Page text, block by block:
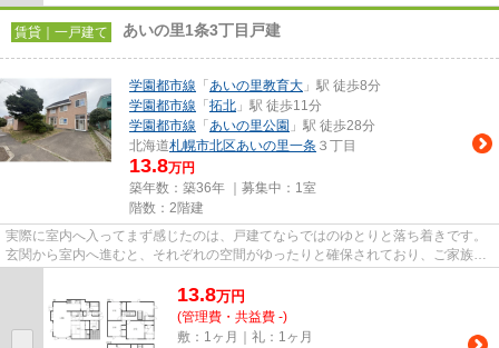
賃貸｜一戸建て あいの里1条3丁目戸建
学園都市線 「 あいの里教育大 」駅 徒歩8分
学園都市線 「 拓北 」駅 徒歩11分
学園都市線 「 あいの里公園 」駅 徒歩28分
北海道札幌市北区あいの里一条 ３丁目
13.8万円
築年数：築36年 ｜募集中： 1室
階数：2階建
実際に室内へ入ってまず感じたのは、戸建てならではのゆとりと落ち着きです。
玄関から室内へ進むと、それぞれの空間がゆったりと確保されており、ご家族が
13.8万円
(管理費・共益費 -)
敷：1ヶ月｜礼：1ヶ月